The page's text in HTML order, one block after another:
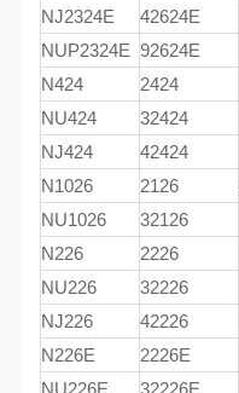
NJ2324E
42624E
NUP2324E 92624E
N424
2424
NU424
32424
NJ424
42424
N1026
2126
NU1026
32126
N226
2226
NU226
32226
NJ226
42226
N226E
2226E
NU226E
32226E